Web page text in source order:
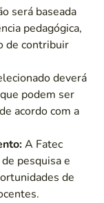
será baseada
pedagógica,
de contribuir
deverá
podem ser
acordo com a
A Fatec
pesquisa e
de